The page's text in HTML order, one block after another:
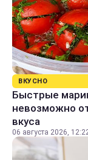
ВКУСНО
Быстрые
невозможно
вкуса
06 августа 2026,